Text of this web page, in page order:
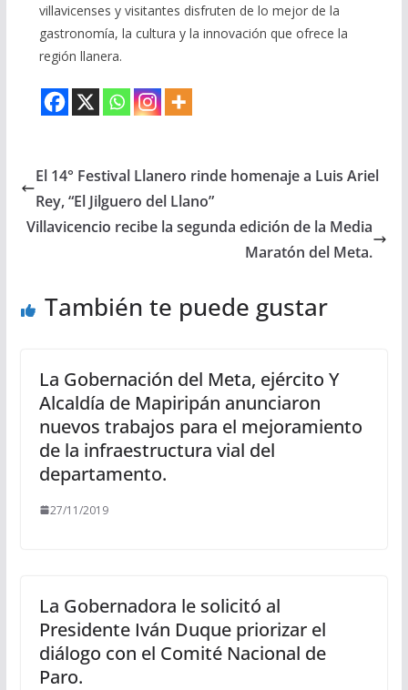
villavicenses y visitantes disfruten de lo mejor de la
gastronomía, la cultura y la innovación que ofrece la
región llanera.
El 14° Festival Llanero rinde homenaje a Luis Ariel
Rey, “El Jilguero del Llano”
Villavicencio recibe la segunda edición de la Media
Maratón del Meta.
También te puede gustar
La Gobernación del Meta, ejército Y
Alcaldía de Mapiripán anunciaron
nuevos trabajos para el mejoramiento
de la infraestructura vial del
departamento.
27/11/2019
La Gobernadora le solicitó al
Presidente Iván Duque priorizar el
diálogo con el Comité Nacional de
Paro.